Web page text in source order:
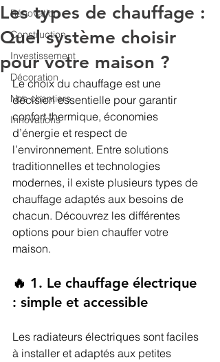
Rénovation
Construction
Investissement
Décoration
Nos chantiers
Innovations
Les types de chauffage :
Quel système choisir
pour votre maison ?
Le choix du chauffage est une
décision essentielle pour garantir
confort thermique, économies
d’énergie et respect de
l’environnement. Entre solutions
traditionnelles et technologies
modernes, il existe plusieurs types de
chauffage adaptés aux besoins de
chacun. Découvrez les différentes
options pour bien chauffer votre
maison.
🔥 1. Le chauffage électrique
: simple et accessible
Les radiateurs électriques sont faciles
à installer et adaptés aux petites